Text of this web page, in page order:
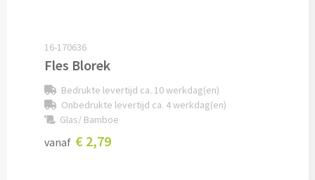
Poncho's bedrukken
Regenjassen bedrukken
Custom made
16-170636
Fles Blorek
Bedrukte levertijd ca. 10 werkdag(en)
Onbedrukte levertijd ca. 4 werkdag(en)
Glas/ Bamboe
vanaf € 2,79